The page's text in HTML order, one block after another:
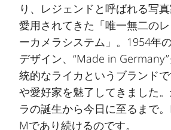
り、レジェンドと呼ばれる写
愛用されてきた「唯一無二の
ーカメラシステム」。1954年
デザイン、“Made in
統的なライカというブランド
や愛好家を魅了してきました
ラの誕生から今日に至るまで。
Mであり続けるのです。